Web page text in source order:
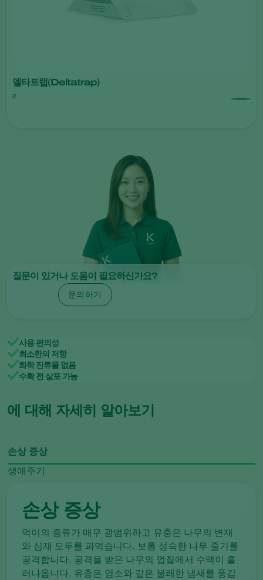
델타트랩(Deltatrap)
x
질문이 있거나 도움이 필요하신가요?
문의하기
사용 편의성
최소한의 저항
화학 잔류물 없음
수확 전 살포 가능
에 대해 자세히 알아보기
손상 증상
생애주기
손상 증상
먹이의 종류가 매우 광범위하고 유충은 나무의 변재
와 심재 모두를 파먹습니다. 보통 성숙한 나무 줄기를
공격합니다. 공격을 받은 나무의 껍질에서 수액이 흘
러나옵니다. 유충은 염소와 같은 불쾌한 냄새를 풍깁